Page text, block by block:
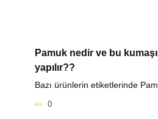
Pamuk nedir ve bu
yapılır??
Bazı ürünlerin etiketlerinde
0